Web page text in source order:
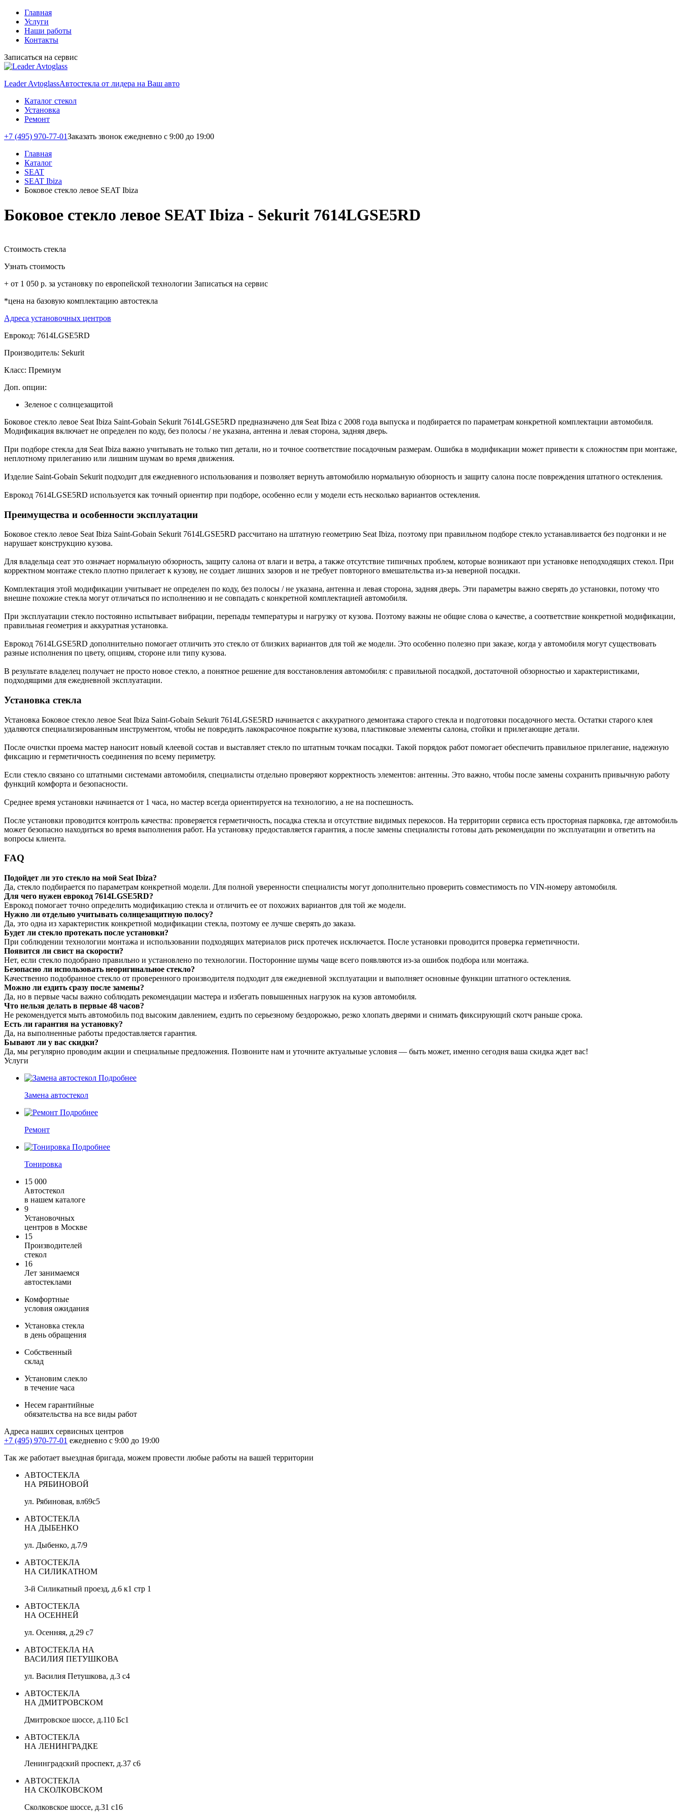
Главная
Услуги
Наши работы
Контакты
Записаться на сервис
Leader AvtoglassАвтостекла от лидера на Ваш авто
Каталог стекол
Установка
Ремонт
+7 (495) 970-77-01Заказать звонок ежедневно с 9:00 до 19:00
Главная
Каталог
SEAT
SEAT Ibiza
Боковое стекло левое SEAT Ibiza
Боковое стекло левое SEAT Ibiza - Sekurit 7614LGSE5RD
Стоимость стекла
Узнать стоимость
+ от 1 050 р. за установку по европейской технологии Записаться на сервис
*цена на базовую комплектацию автостекла
Адреса установочных центров
Еврокод: 7614LGSE5RD
Производитель: Sekurit
Класс: Премиум
Доп. опции:
Зеленое с солнцезащитой
Боковое стекло левое Seat Ibiza Saint-Gobain Sekurit 7614LGSE5RD предназначено для Seat Ibiza с 2008 года выпуска и подбирается по параметрам конкретной комплектации автомобиля.
Модификация включает не определен по коду, без полосы / не указана, антенна и левая сторона, задняя дверь.
При подборе стекла для Seat Ibiza важно учитывать не только тип детали, но и точное соответствие посадочным размерам. Ошибка в модификации может привести к сложностям при монтаже,
неплотному прилеганию или лишним шумам во время движения.
Изделие Saint-Gobain Sekurit подходит для ежедневного использования и позволяет вернуть автомобилю нормальную обзорность и защиту салона после повреждения штатного остекления.
Еврокод 7614LGSE5RD используется как точный ориентир при подборе, особенно если у модели есть несколько вариантов остекления.
Преимущества и особенности эксплуатации
Боковое стекло левое Seat Ibiza Saint-Gobain Sekurit 7614LGSE5RD рассчитано на штатную геометрию Seat Ibiza, поэтому при правильном подборе стекло устанавливается без подгонки и не
нарушает конструкцию кузова.
Для владельца сеат это означает нормальную обзорность, защиту салона от влаги и ветра, а также отсутствие типичных проблем, которые возникают при установке неподходящих стекол. При
корректном монтаже стекло плотно прилегает к кузову, не создает лишних зазоров и не требует повторного вмешательства из-за неверной посадки.
Комплектация этой модификации учитывает не определен по коду, без полосы / не указана, антенна и левая сторона, задняя дверь. Эти параметры важно сверять до установки, потому что
внешне похожие стекла могут отличаться по исполнению и не совпадать с конкретной комплектацией автомобиля.
При эксплуатации стекло постоянно испытывает вибрации, перепады температуры и нагрузку от кузова. Поэтому важны не общие слова о качестве, а соответствие конкретной модификации,
правильная геометрия и аккуратная установка.
Еврокод 7614LGSE5RD дополнительно помогает отличить это стекло от близких вариантов для той же модели. Это особенно полезно при заказе, когда у автомобиля могут существовать
разные исполнения по цвету, опциям, стороне или типу кузова.
В результате владелец получает не просто новое стекло, а понятное решение для восстановления автомобиля: с правильной посадкой, достаточной обзорностью и характеристиками,
подходящими для ежедневной эксплуатации.
Установка стекла
Установка Боковое стекло левое Seat Ibiza Saint-Gobain Sekurit 7614LGSE5RD начинается с аккуратного демонтажа старого стекла и подготовки посадочного места. Остатки старого клея
удаляются специализированным инструментом, чтобы не повредить лакокрасочное покрытие кузова, пластиковые элементы салона, стойки и прилегающие детали.
После очистки проема мастер наносит новый клеевой состав и выставляет стекло по штатным точкам посадки. Такой порядок работ помогает обеспечить правильное прилегание, надежную
фиксацию и герметичность соединения по всему периметру.
Если стекло связано со штатными системами автомобиля, специалисты отдельно проверяют корректность элементов: антенны. Это важно, чтобы после замены сохранить привычную работу
функций комфорта и безопасности.
Среднее время установки начинается от 1 часа, но мастер всегда ориентируется на технологию, а не на поспешность.
После установки проводится контроль качества: проверяется герметичность, посадка стекла и отсутствие видимых перекосов. На территории сервиса есть просторная парковка, где автомобиль
может безопасно находиться во время выполнения работ. На установку предоставляется гарантия, а после замены специалисты готовы дать рекомендации по эксплуатации и ответить на
вопросы клиента.
FAQ
Подойдет ли это стекло на мой Seat Ibiza?
Да, стекло подбирается по параметрам конкретной модели. Для полной уверенности специалисты могут дополнительно проверить совместимость по VIN-номеру автомобиля.
Для чего нужен еврокод 7614LGSE5RD?
Еврокод помогает точно определить модификацию стекла и отличить ее от похожих вариантов для той же модели.
Нужно ли отдельно учитывать солнцезащитную полосу?
Да, это одна из характеристик конкретной модификации стекла, поэтому ее лучше сверять до заказа.
Будет ли стекло протекать после установки?
При соблюдении технологии монтажа и использовании подходящих материалов риск протечек исключается. После установки проводится проверка герметичности.
Появится ли свист на скорости?
Нет, если стекло подобрано правильно и установлено по технологии. Посторонние шумы чаще всего появляются из-за ошибок подбора или монтажа.
Безопасно ли использовать неоригинальное стекло?
Качественно подобранное стекло от проверенного производителя подходит для ежедневной эксплуатации и выполняет основные функции штатного остекления.
Можно ли ездить сразу после замены?
Да, но в первые часы важно соблюдать рекомендации мастера и избегать повышенных нагрузок на кузов автомобиля.
Что нельзя делать в первые 48 часов?
Не рекомендуется мыть автомобиль под высоким давлением, ездить по серьезному бездорожью, резко хлопать дверями и снимать фиксирующий скотч раньше срока.
Есть ли гарантия на установку?
Да, на выполненные работы предоставляется гарантия.
Бывают ли у вас скидки?
Да, мы регулярно проводим акции и специальные предложения. Позвоните нам и уточните актуальные условия — быть может, именно сегодня ваша скидка ждет вас!
Услуги
Подробнее
Замена автостекол
Подробнее
Ремонт
Подробнее
Тонировка
15 000
Автостекол
в нашем каталоге
9
Установочных
центров в Москве
15
Производителей
стекол
16
Лет занимаемся
автостеклами
Комфортные
условия ожидания
Установка стекла
в день обращения
Собственный
склад
Установим слекло
в течение часа
Несем гарантийные
обязательства на все виды работ
Адреса наших сервисных центров
+7 (495) 970-77-01 ежедневно с 9:00 до 19:00
Так же работает выездная бригада, можем провести любые работы на вашей территории
АВТОСТЕКЛА
НА РЯБИНОВОЙ
ул. Рябиновая, вл69с5
АВТОСТЕКЛА
НА ДЫБЕНКО
ул. Дыбенко, д.7/9
АВТОСТЕКЛА
НА СИЛИКАТНОМ
3-й Силикатный проезд, д.6 к1 стр 1
АВТОСТЕКЛА
НА ОСЕННЕЙ
ул. Осенняя, д.29 с7
АВТОСТЕКЛА НА
ВАСИЛИЯ ПЕТУШКОВА
ул. Василия Петушкова, д.3 с4
АВТОСТЕКЛА
НА ДМИТРОВСКОМ
Дмитровское шоссе, д.110 Бс1
АВТОСТЕКЛА
НА ЛЕНИНГРАДКЕ
Ленинградский проспект, д.37 c6
АВТОСТЕКЛА
НА СКОЛКОВСКОМ
Сколковское шоссе, д.31 с16